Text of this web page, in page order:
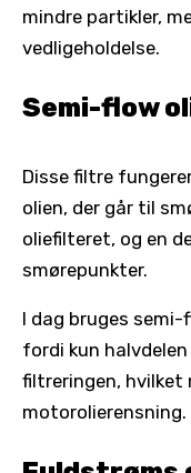
mindre partikler,
vedligeholdelse.
Semi-flow
Disse filtre
olien, der går til
oliefilteret, og en
smørepunkter.
I dag bruges
fordi kun
filtreringen,
motorolierensning.